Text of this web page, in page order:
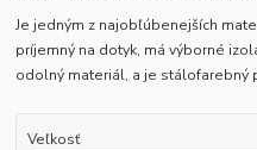
Je jedným z najobľúbenejších
príjemný na dotyk, má výborné
odolný materiál, a je stálofarebný
Veľkosť